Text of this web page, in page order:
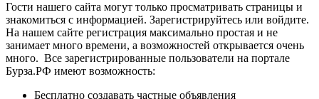
Гости нашего сайта могут только просматривать страницы и
знакомиться с информацией. Зарегистрируйтесь или войдите.
На нашем сайте регистрация максимально простая и не
занимает много времени, а возможностей открывается очень
много. Все зарегистрированные пользователи на портале
Бурза.РФ имеют возможность:
Бесплатно создавать частные объявления